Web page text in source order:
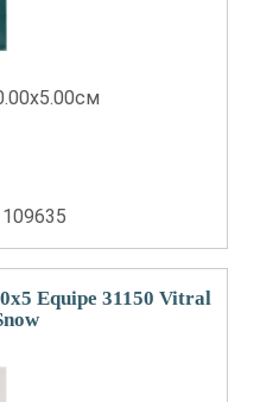
Equipe 31150 Vitral